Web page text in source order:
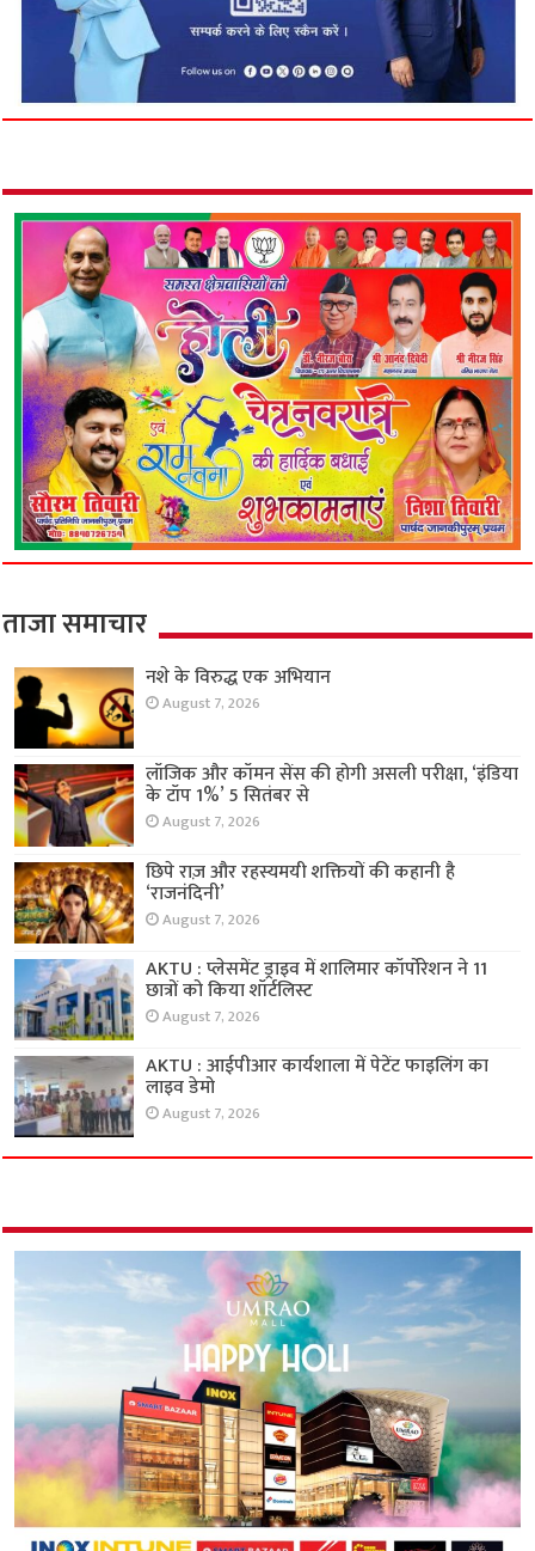
ताजा समाचार
नशे के विरुद्ध एक अभियान
August 7, 2026
लॉजिक और कॉमन सेंस की होगी असली परीक्षा, ‘इंडिया
के टॉप 1%’ 5 सितंबर से
August 7, 2026
छिपे राज़ और रहस्यमयी शक्तियों की कहानी है
‘राजनंदिनी’
August 7, 2026
AKTU : प्लेसमेंट ड्राइव में शालिमार कॉर्पोरेशन ने 11
छात्रों को किया शॉर्टलिस्ट
August 7, 2026
AKTU : आईपीआर कार्यशाला में पेटेंट फाइलिंग का
लाइव डेमो
August 7, 2026